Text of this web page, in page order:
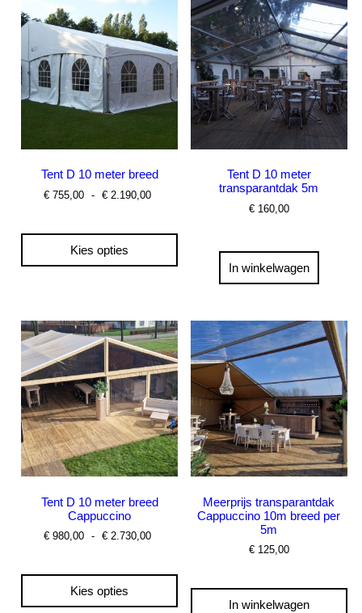
Tent D 10 meter breed
€ 755,00 - € 2.190,00
Kies opties
variaties.
Deze
optie
kan
gekozen
worden
op
de
productpagina
Tent D 10 meter
transparantdak 5m
€160,00
In winkelwagen
Tent D 10 meter breed
Cappuccino
€ 980,00 - € 2.730,00
€ 2.730,00
Kies opties
Meerprijs transparantdak
Cappuccino 10m breed per
5m
€125,00
In winkelwagen